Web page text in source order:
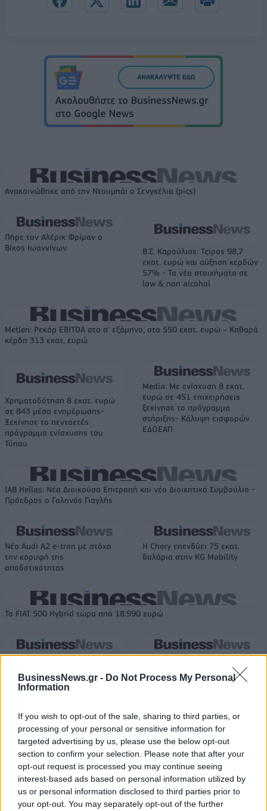
BusinessNews.gr - Do Not Process My Personal
Information
If you wish to opt-out of the sale, sharing to third parties, or
processing of your personal or sensitive information for
targeted advertising by us, please use the below opt-out
section to confirm your selection. Please note that after your
opt-out request is processed you may continue seeing
interest-based ads based on personal information utilized by
us or personal information disclosed to third parties prior to
your opt-out. You may separately opt-out of the further
Ανακοινώθηκε από την Ντουμπάι ο Σενγκέλια (pics)
Πήρε τον Αλέρικ Φρίμαν ο
Βίκος Ιωαννίνων
Β.Σ. Καρούλιας: Τζίρος 98,7
εκατ. ευρώ και αύξηση κερδών
57% - Τα νέα στοιχήματα σε
low & non alcohol
Metlen: Ρεκόρ EBITDA στο α' εξάμηνο, στα 550 εκατ. ευρώ – Καθαρά
κέρδη 313 εκατ. ευρώ
Χρηματοδότηση 8 εκατ. ευρώ
σε 843 μέσα ενημέρωσης-
Ξεκίνησε το πενταετές
πρόγραμμα ενίσχυσης του
Τύπου
Media: Με ενίσχυση 8 εκατ.
ευρώ σε 451 επιχειρήσεις
ξεκίνησε το πρόγραμμα
στήριξης- Κάλυψη εισφορών
ΕΔΟΕΑΠ
IAB Hellas: Νέα Διοικούσα Επιτροπή και νέο Διοικητικό Συμβούλιο -
Πρόεδρος ο Γαληνός Γιαγλής
Νέο Audi A2 e-tron με στόχο
την κορυφή της
αποδοτικότητας
Η Chery επενδύει 75 εκατ.
δολάρια στην KG Mobility
Το FIAT 500 Hybrid τώρα από 18.990 ευρώ
HELLENiQ ENERGY: Κέρδη 393 εκατ. ευρώ στο α' εξάμηνο – Στα 734
εκατ. ευρώ τα EBITDA
Viohalco: Αυξημένος κατά 14%
ο τζίρος στο α' εξάμηνο, στα 4,3
δισ. ευρώ – Στα 446 εκατ. ευρώ
ΥΠΕΘΟΟ: Νέες επενδύσεις 1
δισ. ευρώ ως το 2028 για την
Ενέργεια